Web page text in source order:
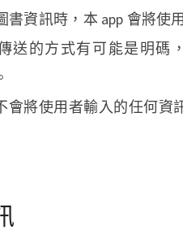
書資訊時，本 app 會將使
送的方式有可能是明碼
會將使用者輸入的任何